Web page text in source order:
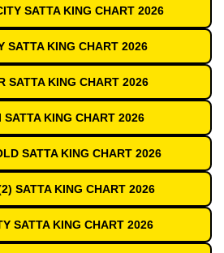
SATTA KING CHART 2026
SATTA KING CHART 2026
SATTA KING CHART 2026
SATTA KING CHART 2026
SATTA KING CHART 2026
SATTA KING CHART 2026
SATTA KING CHART 2026